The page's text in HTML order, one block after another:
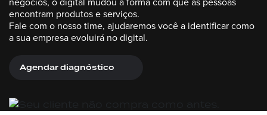
encontram produtos e serviços.
Fale com o nosso time, ajudaremos você a identificar como
a sua empresa evoluirá no digital.
Agendar diagnóstico